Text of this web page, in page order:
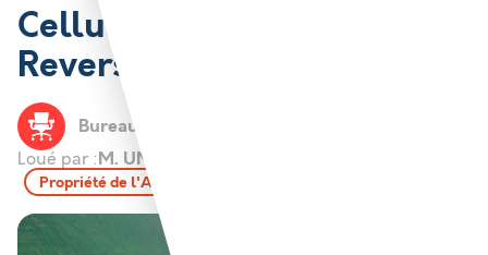
Cellule bureaux 2500 m2 –
Reverse Industry Béthune
Bureau
Loué par :M. UNISSART
Propriété de l'Agglo de Béthune-Bruay